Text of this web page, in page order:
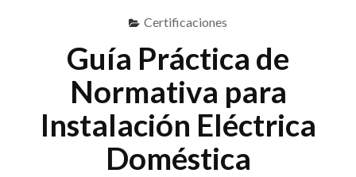
Certificaciones
Guía Práctica de
Normativa para
Instalación Eléctrica
Doméstica